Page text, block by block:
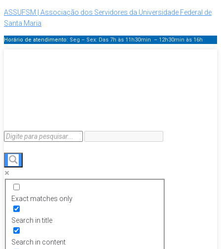
ASSUFSM | Associação dos Servidores da Universidade Federal de
Santa Maria
Horário de atendimento: Seg – Sex: Das 7h às 11h30min – 12h30min às 16h
Exact matches only
Search in title
Search in content